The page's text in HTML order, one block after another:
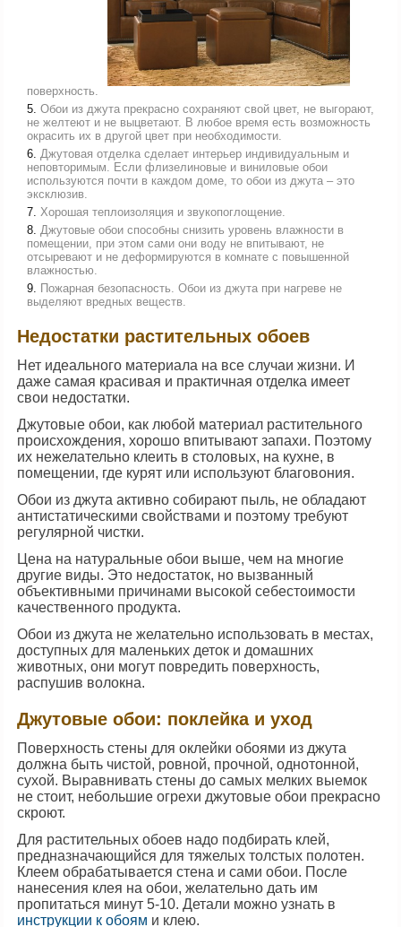
поверхность.
Обои из джута прекрасно сохраняют свой цвет, не выгорают,
не желтеют и не выцветают. В любое время есть возможность
окрасить их в другой цвет при необходимости.
Джутовая отделка сделает интерьер индивидуальным и
неповторимым. Если флизелиновые и виниловые обои
используются почти в каждом доме, то обои из джута – это
эксклюзив.
Хорошая теплоизоляция и звукопоглощение.
Джутовые обои способны снизить уровень влажности в
помещении, при этом сами они воду не впитывают, не
отсыревают и не деформируются в комнате с повышенной
влажностью.
Пожарная безопасность. Обои из джута при нагреве не
выделяют вредных веществ.
Недостатки растительных обоев
Нет идеального материала на все случаи жизни. И
даже самая красивая и практичная отделка имеет
свои недостатки.
Джутовые обои, как любой материал растительного
происхождения, хорошо впитывают запахи. Поэтому
их нежелательно клеить в столовых, на кухне, в
помещении, где курят или используют благовония.
Обои из джута активно собирают пыль, не обладают
антистатическими свойствами и поэтому требуют
регулярной чистки.
Цена на натуральные обои выше, чем на многие
другие виды. Это недостаток, но вызванный
объективными причинами высокой себестоимости
качественного продукта.
Обои из джута не желательно использовать в местах,
доступных для маленьких деток и домашних
животных, они могут повредить поверхность,
распушив волокна.
Джутовые обои: поклейка и уход
Поверхность стены для оклейки обоями из джута
должна быть чистой, ровной, прочной, однотонной,
сухой. Выравнивать стены до самых мелких выемок
не стоит, небольшие огрехи джутовые обои прекрасно
скроют.
Для растительных обоев надо подбирать клей,
предназначающийся для тяжелых толстых полотен.
Клеем обрабатывается стена и сами обои. После
нанесения клея на обои, желательно дать им
пропитаться минут 5-10. Детали можно узнать в
инструкции к обоям и клею.